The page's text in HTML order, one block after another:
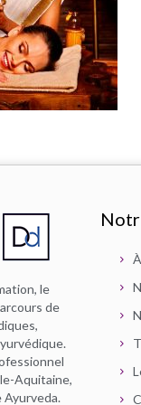
le
de
Aquitaine,
Ayurveda.